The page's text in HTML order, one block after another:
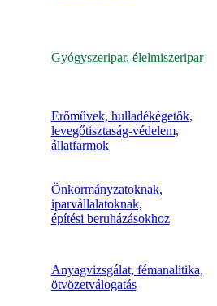
Gyógyszeripar, élelmiszeripar
Erőművek, hulladékégetők,
levegőtisztaság-védelem,
állatfarmok
Önkormányzatoknak,
iparvállalatoknak,
építési beruházásokhoz
Anyagvizsgálat, fémanalitika,
ötvözetválogatás